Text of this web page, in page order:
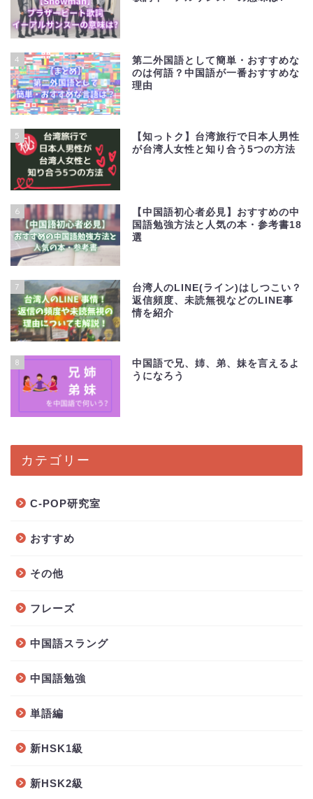
4
第二外国語として簡単・おすすめな
のは何語？中国語が一番おすすめな
理由
5
【知っトク】台湾旅行で日本人男性
が台湾人女性と知り合う5つの方法
6
【中国語初心者必見】おすすめの中
国語勉強方法と人気の本・参考書18
選
7
台湾人のLINE(ライン)はしつこい？
返信頻度、未読無視などのLINE事
情を紹介
8
中国語で兄、姉、弟、妹を言えるよ
うになろう
カテゴリー
C-POP研究室
おすすめ
その他
フレーズ
中国語スラング
中国語勉強
単語編
新HSK1級
新HSK2級